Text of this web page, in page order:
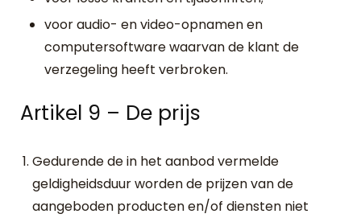
voor audio- en video-opnamen en
computersoftware waarvan de klant de
verzegeling heeft verbroken.
Artikel 9 – De prijs
Gedurende de in het aanbod vermelde
geldigheidsduur worden de prijzen van de
aangeboden producten en/of diensten niet